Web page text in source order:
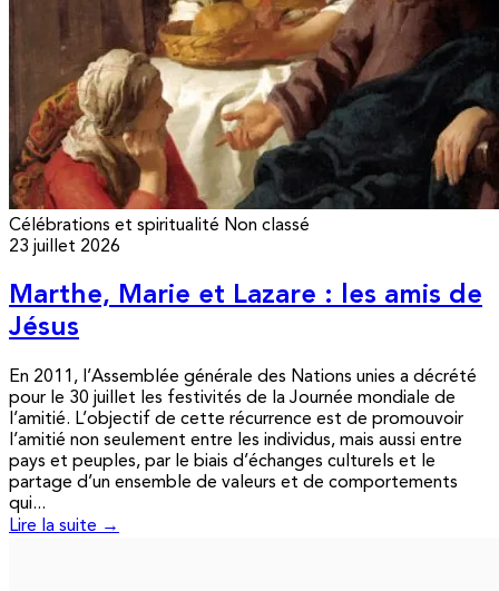
Célébrations et spiritualité Non classé
23 juillet 2026
Marthe, Marie et Lazare : les amis de
Jésus
En 2011, l’Assemblée générale des Nations unies a décrété
pour le 30 juillet les festivités de la Journée mondiale de
l’amitié. L’objectif de cette récurrence est de promouvoir
l’amitié non seulement entre les individus, mais aussi entre
pays et peuples, par le biais d’échanges culturels et le
partage d’un ensemble de valeurs et de comportements
qui...
Lire la suite →